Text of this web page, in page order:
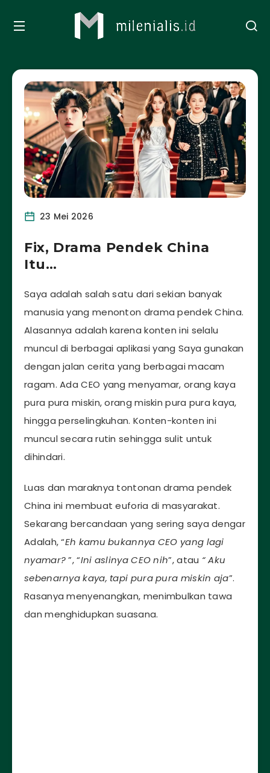
23 Mei 2026
Fix, Drama Pendek China
Itu…
Saya adalah salah satu dari sekian banyak
manusia yang menonton drama pendek China.
Alasannya adalah karena konten ini selalu
muncul di berbagai aplikasi yang Saya gunakan
dengan jalan cerita yang berbagai macam
ragam. Ada CEO yang menyamar, orang kaya
pura pura miskin, orang miskin pura pura kaya,
hingga perselingkuhan. Konten-konten ini
muncul secara rutin sehingga sulit untuk
dihindari.
Luas dan maraknya tontonan drama pendek
China ini membuat euforia di masyarakat.
Sekarang bercandaan yang sering saya dengar
Adalah, “Eh kamu bukannya CEO yang lagi
nyamar?”, “Ini aslinya CEO nih”, atau “ Aku
sebenarnya kaya, tapi pura pura miskin aja”.
Rasanya menyenangkan, menimbulkan tawa
dan menghidupkan suasana.